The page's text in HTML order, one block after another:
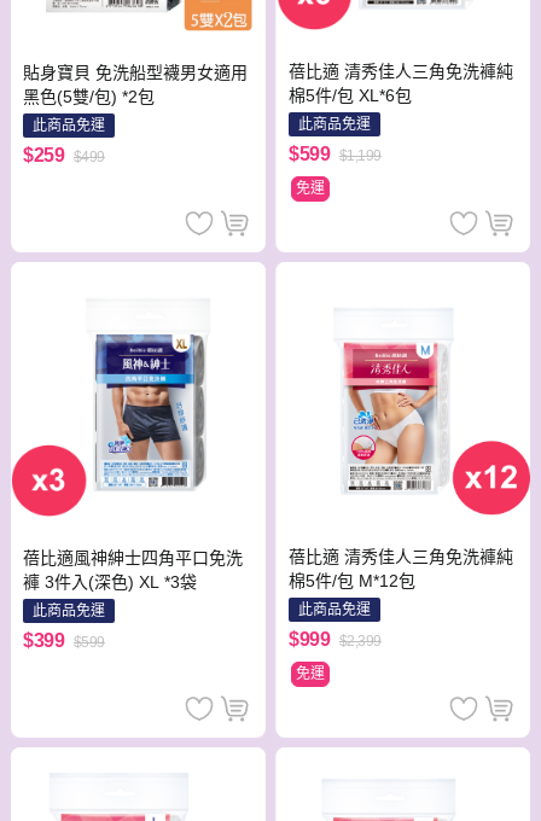
貼身寶貝 免洗船型襪男女適用
黑色(5雙/包) *2包
此商品免運
$259 $499
蓓比適 清秀佳人三角免洗褲純
棉5件/包 XL*6包
此商品免運
$599 $1,199
免運
蓓比適風神紳士四角平口免洗
褲 3件入(深色) XL *3袋
此商品免運
$399 $599
蓓比適 清秀佳人三角免洗褲純
棉5件/包 M*12包
此商品免運
$999 $2,399
免運